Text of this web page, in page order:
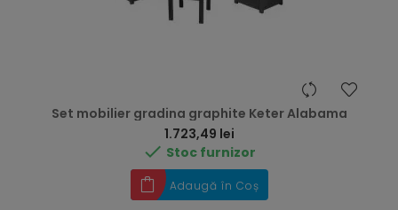
Set mobilier gradina graphite Keter Alabama
1.723,49 lei
 Stoc furnizor
Adaugă în Coș